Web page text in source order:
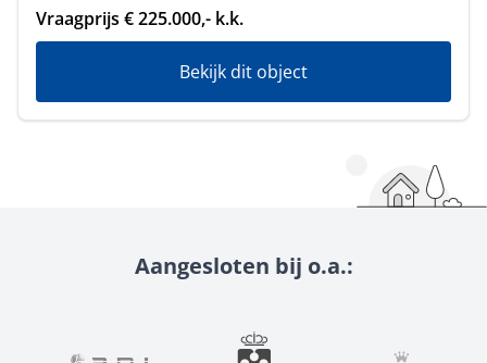
Vraagprijs € 225.000,- k.k.
Bekijk dit object
Aangesloten bij o.a.: